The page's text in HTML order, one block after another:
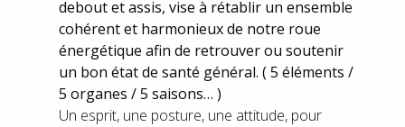
debout et assis, vise à rétablir un ensemble
cohérent et harmonieux de notre roue
énergétique afin de retrouver ou soutenir
un bon état de santé général. ( 5 éléments /
5 organes / 5 saisons… )
Un esprit, une posture, une attitude, pour